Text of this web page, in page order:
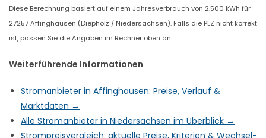
Diese Berechnung basiert auf einem Jahresverbrauch von 2.500 kWh für
27257 Affinghausen (Diepholz / Niedersachsen). Falls die PLZ nicht korrekt
ist, passen Sie die Angaben im Rechner oben an.
Weiterführende Informationen
Stromanbieter in Affinghausen: Preise, Verlauf &
Marktdaten →
Alle Stromanbieter in Niedersachsen im Überblick →
Strompreisvergleich: aktuelle Preise, Kriterien & Wechsel-